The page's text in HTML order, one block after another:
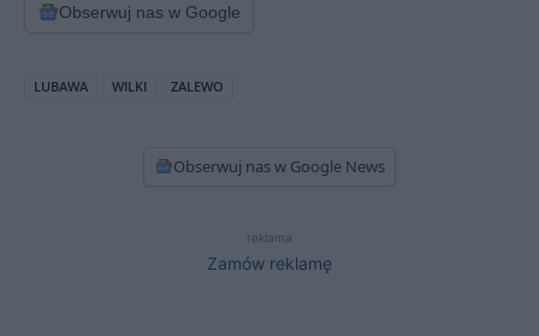
Obserwuj nas w Google
LUBAWA WILKI ZALEWO
Obserwuj nas w Google News
reklama
Zamów reklamę